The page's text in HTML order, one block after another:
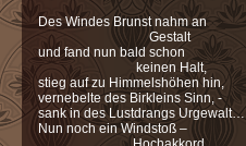
Des Windes Brunst nahm an
Gestalt
und fand nun bald schon
keinen Halt,
stieg auf zu Himmelshöhen hin,
vernebelte des Birkleins Sinn, -
sank in des Lustdrangs Urgewalt…
Nun noch ein Windstoß –